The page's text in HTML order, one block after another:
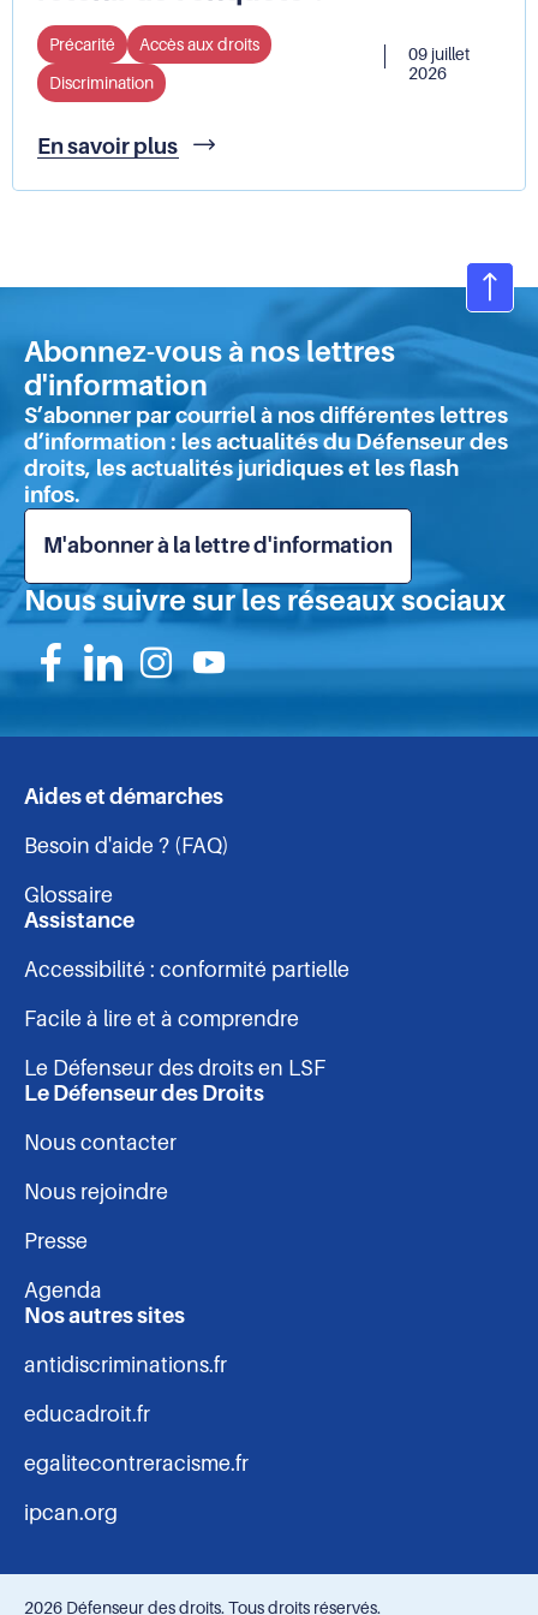
Précarité
Accès aux droits
Discrimination
09 juillet
2026
En savoir plus
Accès
droits
situation
précarité
que
retenir
de
l'enquête
?
de
Abonnez-vous à nos lettres
d'information
S’abonner par courriel à nos différentes lettres
d’information : les actualités du Défenseur des
droits, les actualités juridiques et les flash
infos.
M'abonner à la lettre d'information
Nous suivre sur les réseaux sociaux
Suivez-
nous
sur
Suivez-
nous
sur
Suivez-
nous
sur
Suivez-
nous
Navigation
-
pied
de
page
Aides et démarches
Besoin d'aide ? (FAQ)
Glossaire
Assistance
Accessibilité : conformité partielle
Facile à lire et à comprendre
Le Défenseur des droits en LSF
Le Défenseur des Droits
Nous contacter
Nous rejoindre
Presse
Agenda
Nos autres sites
antidiscriminations.fr
educadroit.fr
egalitecontreracisme.fr
ipcan.org
2026 Défenseur des droits. Tous droits réservés.